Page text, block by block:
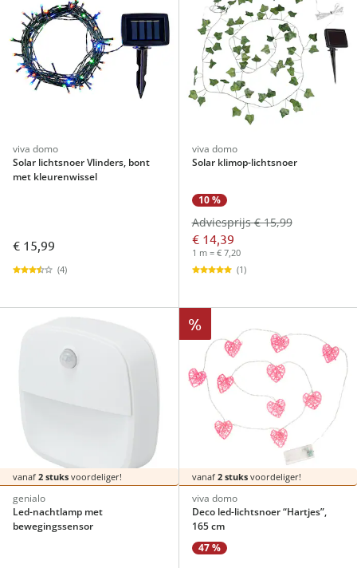
viva domo
Solar lichtsnoer Vlinders, bont
met kleurenwissel
€ 15,99
(4)
viva domo
Solar klimop-lichtsnoer
10 %
€ 14,39
Adviesprijs € 15,99
1 m = € 7,20
(1)
vanaf 2 stuks voordeliger!
genialo
Led-nachtlamp met
bewegingssensor
%
vanaf 2 stuksvoordeliger!
viva domo
Deco led-lichtsnoer “Hartjes”,
165 cm
47 %